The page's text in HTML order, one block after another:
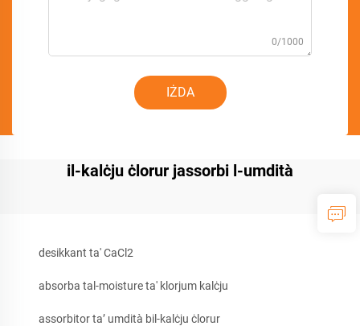
0/1000
IŻDA
il-kalċju ċlorur jassorbi l-umdità
desikkant ta' CaCl2
absorba tal-moisture ta' klorjum kalċju
assorbitor ta’ umdità bil-kalċju ċlorur